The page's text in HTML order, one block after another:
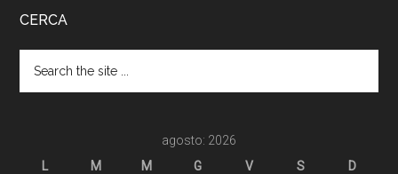
CERCA
agosto: 2026
L
M M G V S D